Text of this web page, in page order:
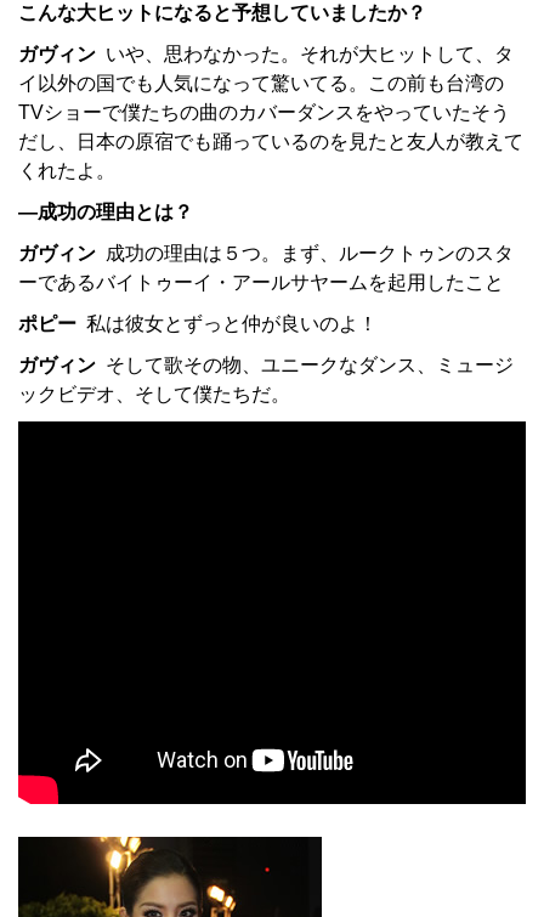
こんな大ヒットになると予想していましたか？
ガヴィン いや、思わなかった。それが大ヒットして、タ
イ以外の国でも人気になって驚いてる。この前も台湾の
TVショーで僕たちの曲のカバーダンスをやっていたそう
だし、日本の原宿でも踊っているのを見たと友人が教えて
くれたよ。
—成功の理由とは？
ガヴィン 成功の理由は５つ。まず、ルークトゥンのスタ
ーであるバイトゥーイ・アールサヤームを起用したこと
ポピー 私は彼女とずっと仲が良いのよ！
ガヴィン そして歌その物、ユニークなダンス、ミュージ
ックビデオ、そして僕たちだ。